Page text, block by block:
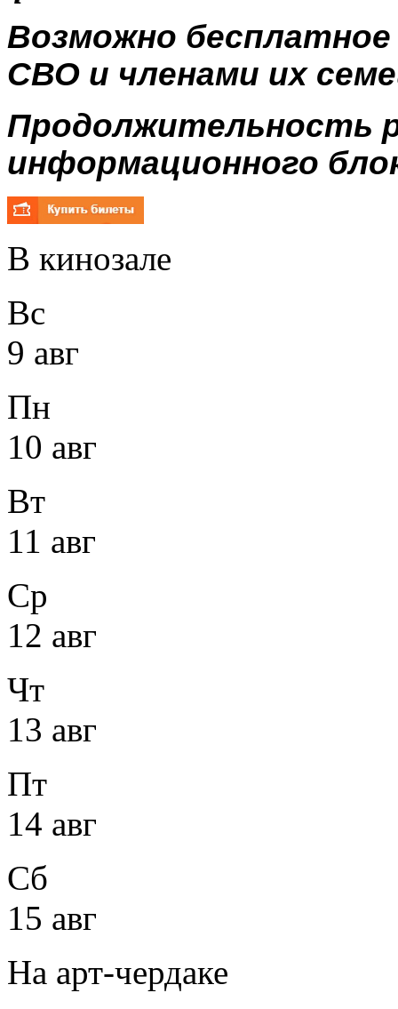
Возможно
СВО и членами их
Продолжительность
информационного
В кинозале
Вс
9 авг
Пн
10 авг
Вт
11 авг
Ср
12 авг
Чт
13 авг
Пт
14 авг
Сб
15 авг
На арт-чердаке